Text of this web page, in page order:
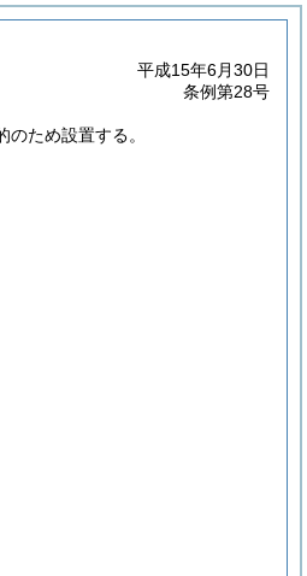
平成15年6月30日
条例第28号
のため設置する。